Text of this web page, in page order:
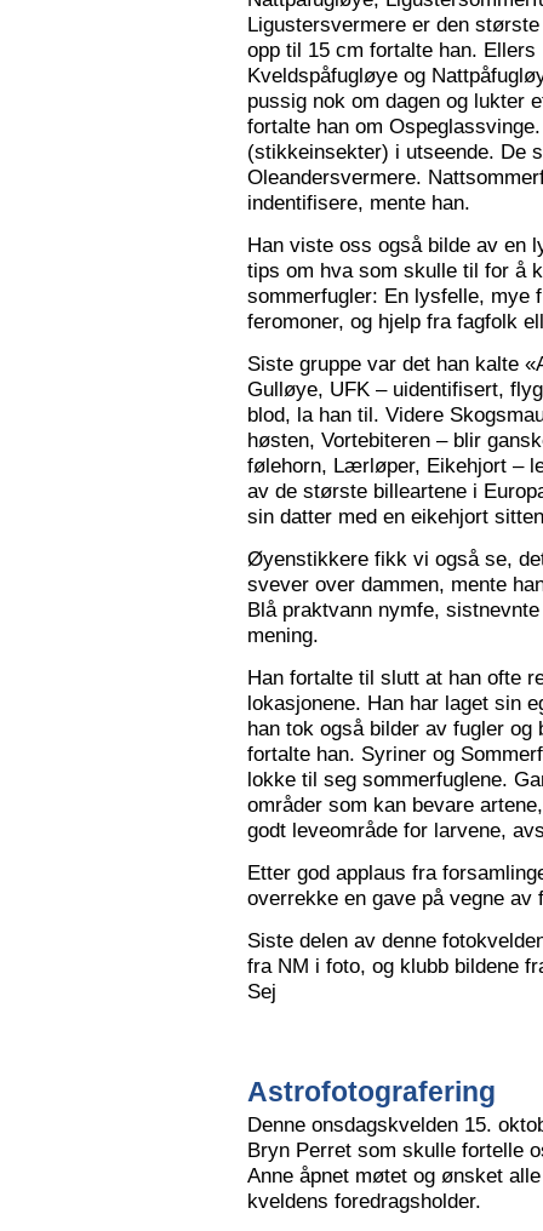
Ligustersvermere er den
opp til 15 cm fortalte han.
Kveldspåfugløye og
pussig nok om dagen og lukter
fortalte han om
(stikkeinsekter) i utseende. De
Oleandersvermere.
indentifisere, mente han.
Han viste oss også bilde av en
tips om hva som skulle til for å
sommerfugler: En lysfelle, mye
feromoner, og hjelp fra fagfolk
Siste gruppe var det han kalte
Gulløye, UFK – uidentifisert,
blod, la han til. Videre
høsten, Vortebiteren – blir
følehorn, Lærløper, Eikehjort –
av de største billeartene i
sin datter med en eikehjort
Øyenstikkere fikk vi også se,
svever over dammen, mente
Blå praktvann nymfe,
mening.
Han fortalte til slutt at han ofte
lokasjonene. Han har laget sin
han tok også bilder av fugler
fortalte han. Syriner og
lokke til seg sommerfuglene.
områder som kan bevare
godt leveområde for larvene,
Etter god applaus fra
overrekke en gave på vegne av
Siste delen av denne
fra NM i foto, og klubb bildene
Sej
Astrofotografering
Denne onsdagskvelden 15.
Bryn Perret som skulle fortelle
Anne åpnet møtet og ønsket
kveldens foredragsholder.